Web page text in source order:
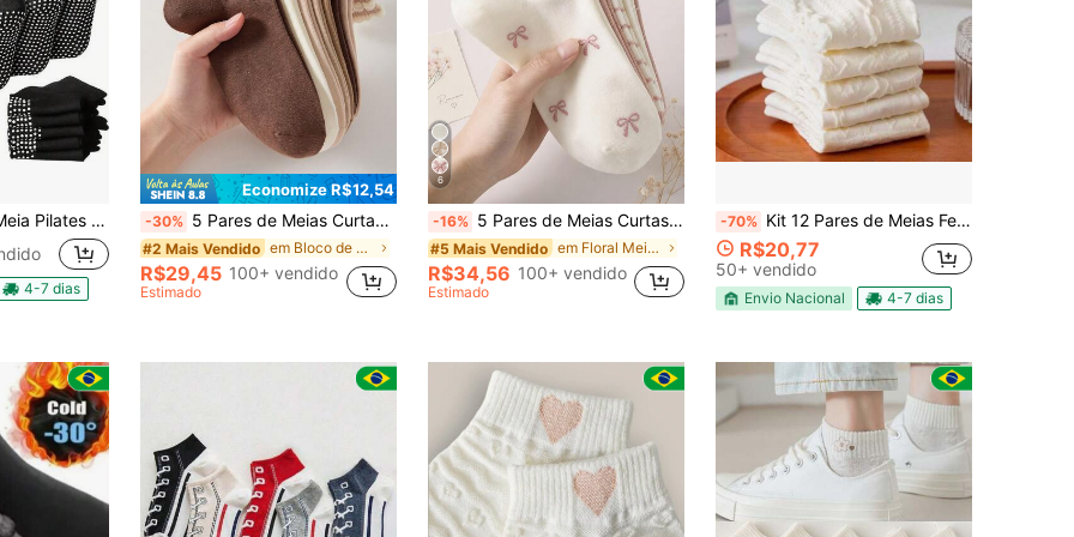
Moda Fitness Feminina Masculina Yoga
4-7 dias
Economize R$12,54
-30% 5 Pares de Meias Curtas de Renda com Padrão de Coração na Cor Maillard, Fofas para Mulheres, Antiderrapantes, Confortáveis, Respiráveis e Absorventes de Umidade, Adequadas para Esportes e Uso Casual
#2 Mais Vendido em Bloco de cores Meias Femininas
R$29,45 100+ vendido
Estimado
6
-16% 5 Pares de Meias Curtas Femininas com Laço Fofo & Estampa Floral, Confortáveis e Respiráveis, Meias Casuais
#5 Mais Vendido em Floral Meias Femininas
R$34,56 100+ vendido
Estimado
-70% Kit 12 Pares de Meias Femininas Cano Curto – Confortáveis, Respiráveis, Moda Casual Verão/Inverno Tam 34 ao 39
R$20,77
50+ vendido
Envio Nacional 4-7 dias